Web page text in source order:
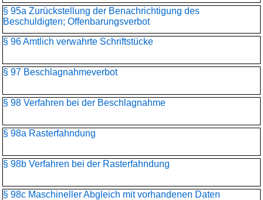
§ 95a Zurückstellung der Benachrichtigung des
Beschuldigten; Offenbarungsverbot
§ 96 Amtlich verwahrte Schriftstücke
§ 97 Beschlagnahmeverbot
§ 98 Verfahren bei der Beschlagnahme
§ 98a Rasterfahndung
§ 98b Verfahren bei der Rasterfahndung
§ 98c Maschineller Abgleich mit vorhandenen Daten